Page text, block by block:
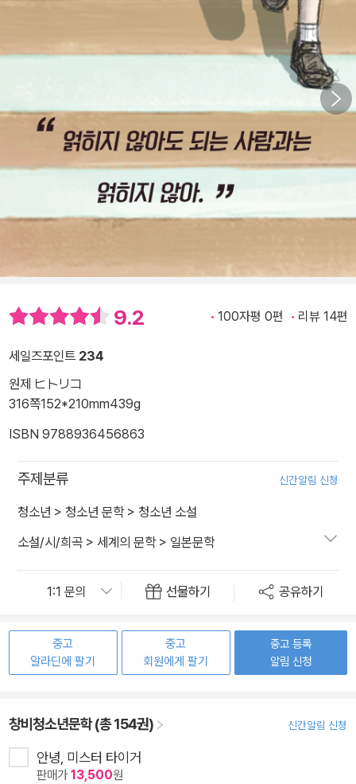
9.2 100자평 0편 리뷰 14편
세일즈포인트 234
원제 ヒトリコ
316쪽152*210mm439g
ISBN 9788936456863
주제분류 신간알림 신청
청소년 > 청소년 문학> 청소년 소설
소설/시/희곡 > 세계의 문학> 일본문학
선물하기 공유하기
중고
알라딘에 팔기
중고
회원에게 팔기
중고 등록
알림 신청
창비청소년문학 (총 154권) 신간알림 신청
안녕, 미스터 타이거
판매가13,500원